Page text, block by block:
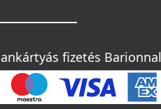
fizetés Barionnal